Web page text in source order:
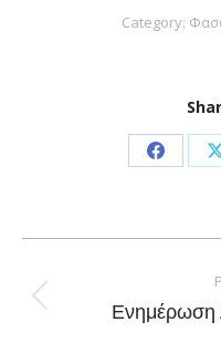
Category:
Share
navigation
Ενημέρωση